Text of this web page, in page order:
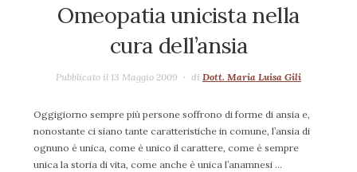
Omeopatia unicista nella
cura dell’ansia
Pubblicato il 13 Maggio 2009 di Dott. Maria Luisa Gili
Oggigiorno sempre più persone soffrono di forme di ansia e,
nonostante ci siano tante caratteristiche in comune, l’ansia di
ognuno è unica, come è unico il carattere, come è sempre
unica la storia di vita, come anche è unica l’anamnesi …